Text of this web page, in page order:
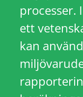
processer.
ett
kan